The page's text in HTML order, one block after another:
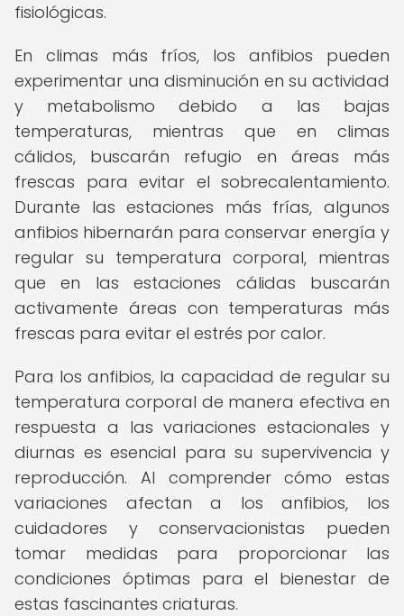
fisiológicas.
En climas más fríos, los anfibios pueden
experimentar una disminución en su actividad
y metabolismo debido a las bajas
temperaturas, mientras que en climas
cálidos, buscarán refugio en áreas más
frescas para evitar el sobrecalentamiento.
Durante las estaciones más frías, algunos
anfibios hibernarán para conservar energía y
regular su temperatura corporal, mientras
que en las estaciones cálidas buscarán
activamente áreas con temperaturas más
frescas para evitar el estrés por calor.
Para los anfibios, la capacidad de regular su
temperatura corporal de manera efectiva en
respuesta a las variaciones estacionales y
diurnas es esencial para su supervivencia y
reproducción. Al comprender cómo estas
variaciones afectan a los anfibios, los
cuidadores y conservacionistas pueden
tomar medidas para proporcionar las
condiciones óptimas para el bienestar de
estas fascinantes criaturas.